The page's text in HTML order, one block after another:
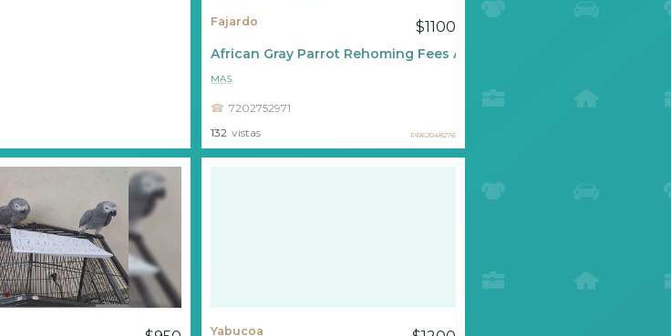
Fajardo $1100
African Gray Parrot Rehoming Fees And Purchase Prices
7202752971
MAS
132 vistas PR62048276
Yabucoa